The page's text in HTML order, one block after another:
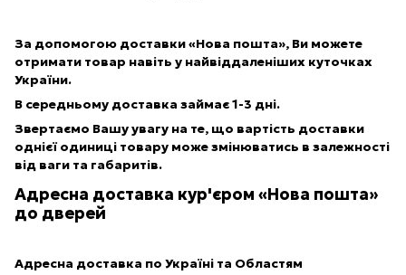
За допомогою доставки «Нова пошта», Ви можете
отримати товар навіть у найвіддаленіших куточках
України.
В середньому доставка займає 1-3 дні.
Звертаємо Вашу увагу на те, що вартість доставки
однієї одиниці товару може змінюватись в залежності
від ваги та габаритів.
Адресна доставка кур'єром «Нова пошта»
до дверей
Адресна доставка по Україні та Областям